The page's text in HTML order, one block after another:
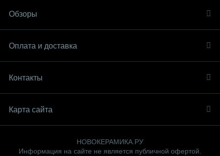
Обзоры
Оплата и доставка
Контакты
Карта сайта
НОВОКЕРАМИКА.РУ
Информация на сайте не является публичной офертой.